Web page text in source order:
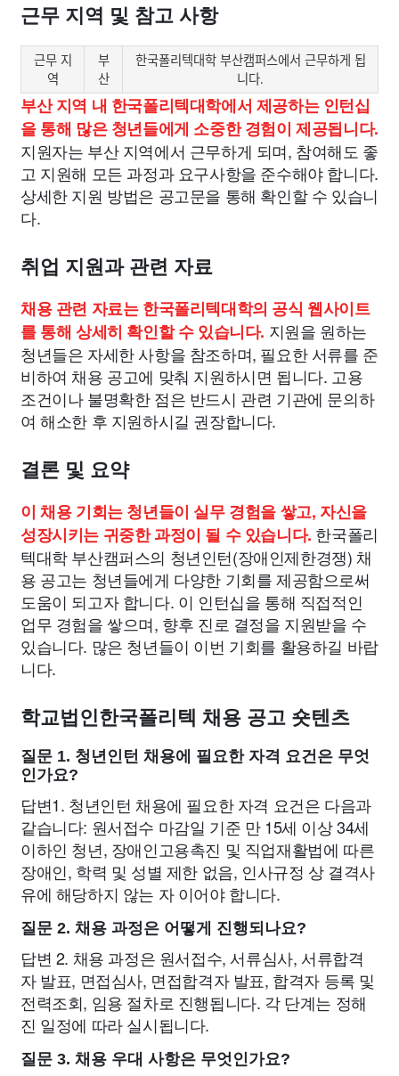
근무 지역 및 참고 사항
근무 지
역
부
산
한국폴리텍대학 부산캠퍼스에서 근무하게 됩
니다.
부산 지역 내 한국폴리텍대학에서 제공하는 인턴십
을 통해 많은 청년들에게 소중한 경험이 제공됩니다.
지원자는 부산 지역에서 근무하게 되며, 참여해도 좋
고 지원해 모든 과정과 요구사항을 준수해야 합니다.
상세한 지원 방법은 공고문을 통해 확인할 수 있습니
다.
취업 지원과 관련 자료
채용 관련 자료는 한국폴리텍대학의 공식 웹사이트
를 통해 상세히 확인할 수 있습니다. 지원을 원하는
청년들은 자세한 사항을 참조하며, 필요한 서류를 준
비하여 채용 공고에 맞춰 지원하시면 됩니다. 고용
조건이나 불명확한 점은 반드시 관련 기관에 문의하
여 해소한 후 지원하시길 권장합니다.
결론 및 요약
이 채용 기회는 청년들이 실무 경험을 쌓고, 자신을
성장시키는 귀중한 과정이 될 수 있습니다. 한국폴리
텍대학 부산캠퍼스의 청년인턴(장애인제한경쟁) 채
용 공고는 청년들에게 다양한 기회를 제공함으로써
도움이 되고자 합니다. 이 인턴십을 통해 직접적인
업무 경험을 쌓으며, 향후 진로 결정을 지원받을 수
있습니다. 많은 청년들이 이번 기회를 활용하길 바랍
니다.
학교법인한국폴리텍 채용 공고 숏텐츠
질문 1. 청년인턴 채용에 필요한 자격 요건은 무엇
인가요?
답변1. 청년인턴 채용에 필요한 자격 요건은 다음과
같습니다: 원서접수 마감일 기준 만 15세 이상 34세
이하인 청년, 장애인고용촉진 및 직업재활법에 따른
장애인, 학력 및 성별 제한 없음, 인사규정 상 결격사
유에 해당하지 않는 자 이어야 합니다.
질문 2. 채용 과정은 어떻게 진행되나요?
답변 2. 채용 과정은 원서접수, 서류심사, 서류합격
자 발표, 면접심사, 면접합격자 발표, 합격자 등록 및
전력조회, 임용 절차로 진행됩니다. 각 단계는 정해
진 일정에 따라 실시됩니다.
질문 3. 채용 우대 사항은 무엇인가요?